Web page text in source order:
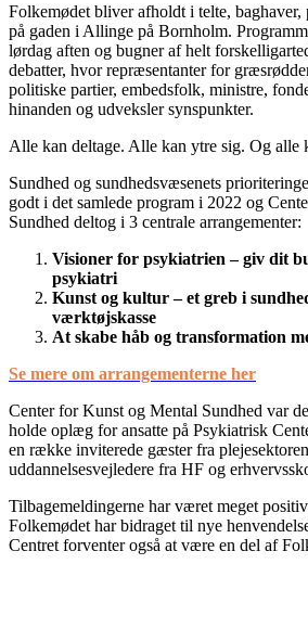
Folkemødet bliver afholdt i telte, baghaver,
på gaden i Allinge på Bornholm.
lørdag aften og bugner af helt
debatter, hvor repræsentanter for
politiske partier, embedsfolk, ministre,
hinanden og udveksler synspunkter.
Alle kan deltage. Alle kan ytre sig. Og alle
Sundhed og sundhedsvæsenets
godt i det samlede program i 2022 og
Sundhed deltog i 3 centrale arrangementer:
Visioner for psykiatrien – giv dit
psykiatri
Kunst og kultur – et greb i
værktøjskasse
At skabe håb og transformation
Se mere om arrangementerne her
Center for Kunst og Mental Sundhed var
holde oplæg for ansatte på Psykiatrisk
en række inviterede gæster fra
uddannelsesvejledere fra HF og
Tilbagemeldingerne har været meget
Folkemødet har bidraget til nye
Centret forventer også at være en del af